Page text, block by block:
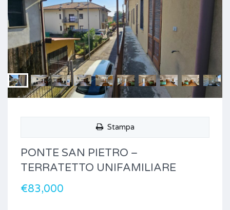
Stampa
PONTE SAN PIETRO –
TERRATETTO UNIFAMILIARE
€83,000